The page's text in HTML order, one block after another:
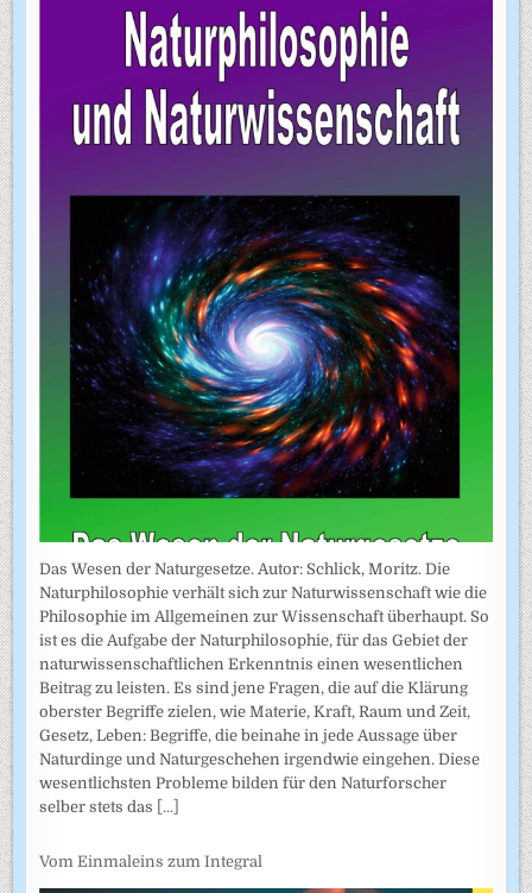
Das Wesen der Naturgesetze. Autor: Schlick, Moritz. Die
Naturphilosophie verhält sich zur Naturwissenschaft wie die
Philosophie im Allgemeinen zur Wissenschaft überhaupt. So
ist es die Aufgabe der Naturphilosophie, für das Gebiet der
naturwissenschaftlichen Erkenntnis einen wesentlichen
Beitrag zu leisten. Es sind jene Fragen, die auf die Klärung
oberster Begriffe zielen, wie Materie, Kraft, Raum und Zeit,
Gesetz, Leben: Begriffe, die beinahe in jede Aussage über
Naturdinge und Naturgeschehen irgendwie eingehen. Diese
wesentlichsten Probleme bilden für den Naturforscher
selber stets das [...]
Vom Einmaleins zum Integral